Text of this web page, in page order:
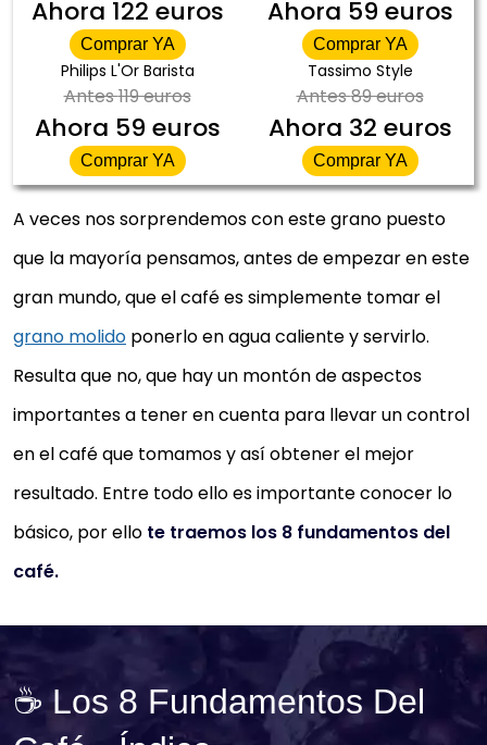
Ahora 122 euros
Comprar YA
Ahora 59 euros
Comprar YA
Philips L'Or Barista
Antes119 euros
Ahora 59 euros
Comprar YA
Tassimo Style
Antes89 euros
Ahora 32 euros
Comprar YA
A veces nos sorprendemos con este grano puesto
que la mayoría pensamos, antes de empezar en este
gran mundo, que el café es simplemente tomar el
grano molido ponerlo en agua caliente y servirlo.
Resulta que no, que hay un montón de aspectos
importantes a tener en cuenta para llevar un control
en el café que tomamos y así obtener el mejor
resultado. Entre todo ello es importante conocer lo
básico, por ello te traemos los 8 fundamentos del
café.
☕ Los 8 Fundamentos Del